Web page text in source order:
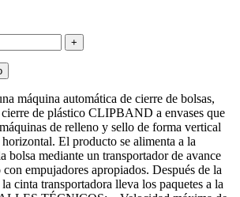
máquina automática de cierre de bolsas,
de plástico CLIPBAND a envases que
de relleno y sello de forma vertical
El producto se alimenta a la
bolsa mediante un transportador de avance
empujadores apropiados. Después de la
cinta transportadora lleva los paquetes a la